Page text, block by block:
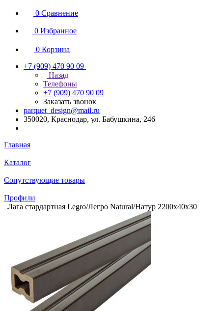
0 Сравнение
0 Избранное
0 Корзина
+7 (909) 470 90 09
Назад
Телефоны
+7 (909) 470 90 09
Заказать звонок
parquet_design@mail.ru
350020, Краснодар, ул. Бабушкина, 246
Главная
Каталог
Сопутствующие товары
Профили
Лага стардартная Legro/Легро Natural/Натур 2200х40х30